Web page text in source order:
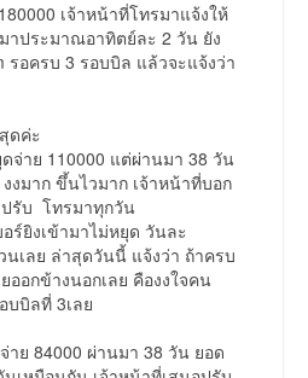
เจ้าหน้าที่โทรมาแจ้งให้
าประมาณอาทิตย์ละ 2 วัน ยัง
รอครบ 3 รอบบิล แล้วจะแจ้งว่า
ดค่ะ
จ่าย 110000 แต่ผ่านมา 38 วัน
งมาก ขึ้นไวมาก เจ้าหน้าที่บอก
ปรับ โทรมาทุกวัน
ร์ยิงเข้ามาไม่หยุด วันละ
นเลย ล่าสุดวันนี้ แจ้งว่า ถ้าครบ
ออกข้างนอกเลย คืองงใจคน
บบิลที่ 3เลย
าย 84000 ผ่านมา 38 วัน ยอด